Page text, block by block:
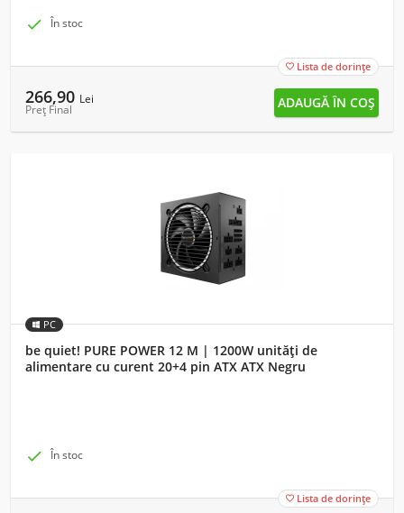
 În stoc
 Lista de dorințe
266,90 Lei
Preț Final
PC
be quiet! PURE POWER 12 M | 1200W unități de
alimentare cu curent 20+4 pin ATX ATX Negru
 În stoc
 Lista de dorințe